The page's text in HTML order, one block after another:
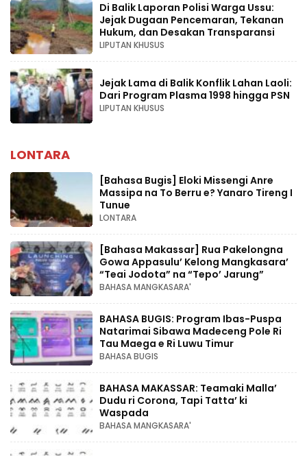
Di Balik Laporan Polisi Warga Ussu:
Jejak Dugaan Pencemaran, Tekanan
Hukum, dan Desakan Transparansi
LIPUTAN KHUSUS
Jejak Lama di Balik Konflik Lahan Laoli:
Dari Program Plasma 1998 hingga PSN
LIPUTAN KHUSUS
LONTARA
[Bahasa Bugis] ‎Eloki Missengi Anre
Massipa na To Berru e? Yanaro Tireng I
Tunue
LONTARA
[Bahasa Makassar] Rua Pakelongna
Gowa Appasulu’ Kelong Mangkasara’
“Teai Jodota” na “Tepo’ Jarung”
BAHASA MANGKASARA'
BAHASA BUGIS: Program Ibas-Puspa
Natarimai Sibawa Madeceng Pole Ri
Tau Maega e Ri Luwu Timur
BAHASA BUGIS
BAHASA MAKASSAR: Teamaki Malla’
Dudu ri Corona, Tapi Tatta’ ki
Waspada
BAHASA MANGKASARA'